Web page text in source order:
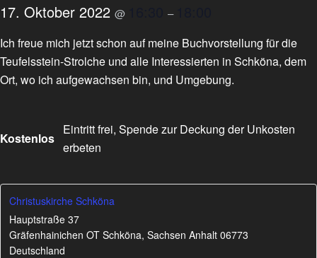
17. Oktober 2022 @ –
Ich freue mich jetzt schon auf meine Buchvorstellung für die
Teufelsstein-Strolche und alle Interessierten in Schköna, dem
Ort, wo ich aufgewachsen bin, und Umgebung.
Kostenlos
Eintritt frei, Spende zur Deckung der Unkosten
erbeten
Christuskirche Schköna
Hauptstraße 37
Gräfenhainichen OT Schköna, Sachsen Anhalt 06773
Deutschland